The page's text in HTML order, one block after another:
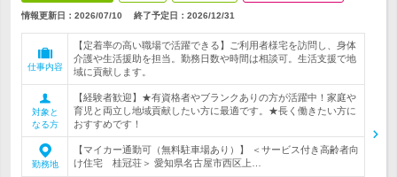
情報更新日：2026/07/10 終了予定日： 2026/12/31
仕事内容
【定着率の高い職場で活躍できる】ご利用者様宅を訪問し、身体
介護や生活援助を担当。勤務日数や時間は相談可。生活支援で地
域に貢献します。
対象と
なる方
【経験者歓迎】★有資格者やブランクありの方が活躍中！家庭や
育児と両立し地域貢献したい方に最適です。★長く働きたい方に
おすすめです！
勤務地
【マイカー通勤可（無料駐車場あり）】 ＜サービス付き高齢者向
け住宅 桂冠荘＞ 愛知県名古屋市西区上…